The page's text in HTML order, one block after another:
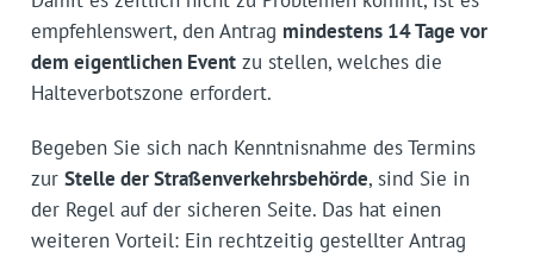
empfehlenswert, den Antrag mindestens 14 Tage vor
dem eigentlichen Eventzu stellen, welches die
Halteverbotszone erfordert.
Begeben Sie sich nach Kenntnisnahme des Termins
zur Stelle der Straßenverkehrsbehörde, sind Sie in
der Regel auf der sicheren Seite. Das hat einen
weiteren Vorteil: Ein rechtzeitig gestellter Antrag